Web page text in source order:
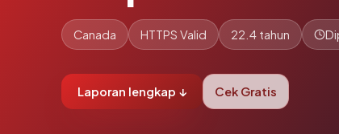
Canada HTTPS Valid 22.4 tahun
Laporan lengkap ↓ Cek Gratis